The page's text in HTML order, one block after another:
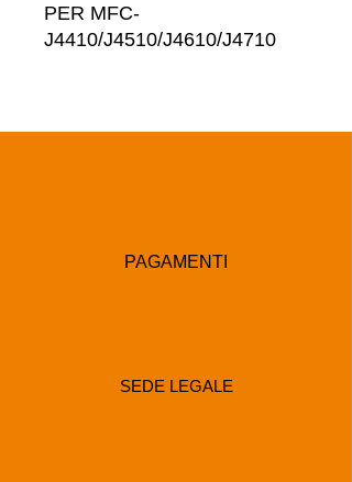
PER MFC-
J4410/J4510/J4610/J4710
PAGAMENTI
SEDE LEGALE